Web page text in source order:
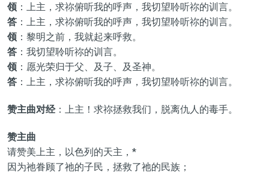
领：上主，求祢俯听我的呼声，我切望聆听祢的训言。
答：上主，求祢俯听我的呼声，我切望聆听祢的训言。
领：黎明之前，我就起来呼救。
答：我切望聆听祢的训言。
领：愿光荣归于父、及子、及圣神。
答：上主，求祢俯听我的呼声，我切望聆听祢的训言。
赞主曲对经：上主！求祢拯救我们，脱离仇人的毒手。
赞主曲
请赞美上主，以色列的天主，*
因为祂眷顾了祂的子民，拯救了祂的民族；